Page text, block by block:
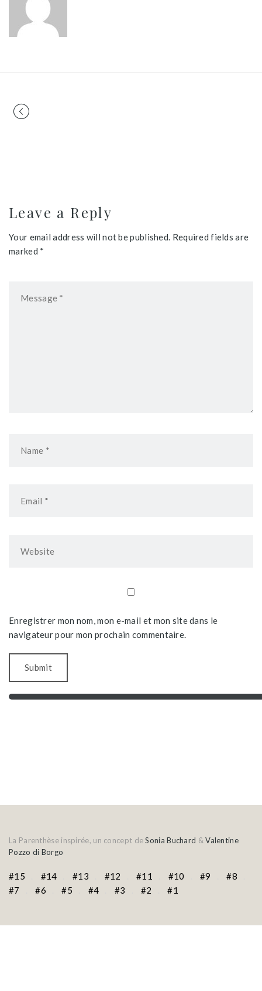
Portfolio
Leave a Reply
Your email address will not be published. Required fields are
marked *
Enregistrer mon nom, mon e-mail et mon site dans le
navigateur pour mon prochain commentaire.
La Parenthèse inspirée, un concept deSonia Buchard &Valentine
Pozzo di Borgo
#15 #14 #13 #12 #11 #10 #9
#8
#7
#6 #5 #4 #3 #2 #1